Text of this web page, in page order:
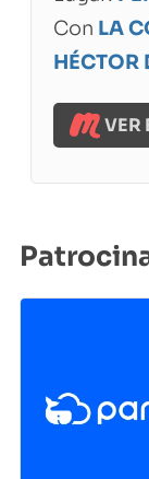
Con LA
HÉCTOR
VER